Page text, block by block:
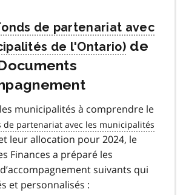
de
municipalités à comprendre le
leur allocation pour 2024, le
Finances a préparé les
suivants qui
et personnalisés :